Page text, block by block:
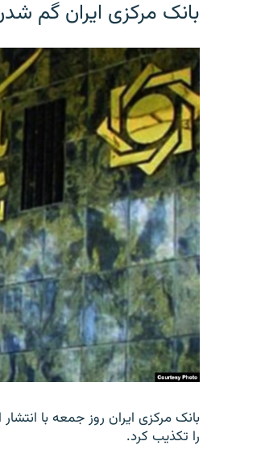
بانک مرکزی ایران گم شدن ۹ میلیارد دلار را تکذیب
را تکذیب کرد.